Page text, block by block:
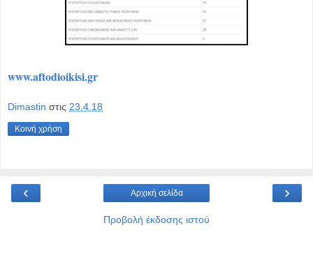
www.aftodioikisi.gr
Dimastin στις 23.4.18
Κοινή χρήση
‹ ›
Αρχική σελίδα
Προβολή έκδοσης ιστού